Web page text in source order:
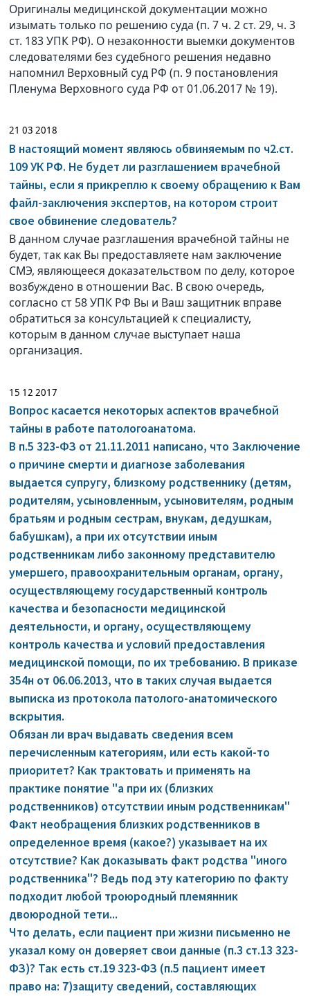
Оригиналы медицинской документации можно
изымать только по решению суда (п. 7 ч. 2 ст. 29, ч. 3
ст. 183 УПК РФ). О незаконности выемки документов
следователями без судебного решения недавно
напомнил Верховный суд РФ (п. 9 постановления
Пленума Верховного суда РФ от 01.06.2017 № 19).
21 03 2018
В настоящий момент являюсь обвиняемым по ч2.ст.
109 УК РФ. Не будет ли разглашением врачебной
тайны, если я прикреплю к своему обращению к Вам
файл-заключения экспертов, на котором строит
свое обвинение следователь?
В данном случае разглашения врачебной тайны не
будет, так как Вы предоставляете нам заключение
СМЭ, являющееся доказательством по делу, которое
возбуждено в отношении Вас. В свою очередь,
согласно ст 58 УПК РФ Вы и Ваш защитник вправе
обратиться за консультацией к специалисту,
которым в данном случае выступает наша
организация.
15 12 2017
Вопрос касается некоторых аспектов врачебной
тайны в работе патологоанатома.
В п.5 323-ФЗ от 21.11.2011 написано, что Заключение
о причине смерти и диагнозе заболевания
выдается супругу, близкому родственнику (детям,
родителям, усыновленным, усыновителям, родным
братьям и родным сестрам, внукам, дедушкам,
бабушкам), а при их отсутствии иным
родственникам либо законному представителю
умершего, правоохранительным органам, органу,
осуществляющему государственный контроль
качества и безопасности медицинской
деятельности, и органу, осуществляющему
контроль качества и условий предоставления
медицинской помощи, по их требованию. В приказе
354н от 06.06.2013, что в таких случая выдается
выписка из протокола патолого-анатомического
вскрытия.
Обязан ли врач выдавать сведения всем
перечисленным категориям, или есть какой-то
приоритет? Как трактовать и применять на
практике понятие "а при их (близких
родственников) отсутствии иным родственникам"
Факт необращения близких родственников в
определенное время (какое?) указывает на их
отсутствие? Как доказывать факт родства "иного
родственника"? Ведь под эту категорию по факту
подходит любой троюродный племянник
двоюродной тети...
Что делать, если пациент при жизни письменно не
указал кому он доверяет свои данные (п.3 ст.13 323-
ФЗ)? Так есть ст.19 323-ФЗ (п.5 пациент имеет
право на: 7)защиту сведений, составляющих